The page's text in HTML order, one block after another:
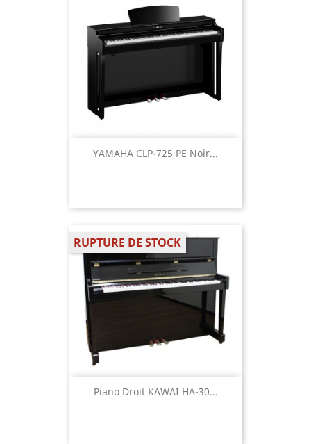
YAMAHA CLP-725 PE Noir...
Piano Droit KAWAI HA-30...
RUPTURE DE STOCK